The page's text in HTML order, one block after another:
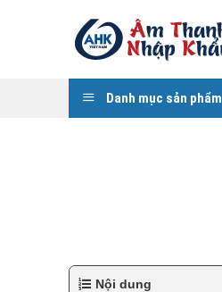
Danh mục sản phẩm
Nội dung